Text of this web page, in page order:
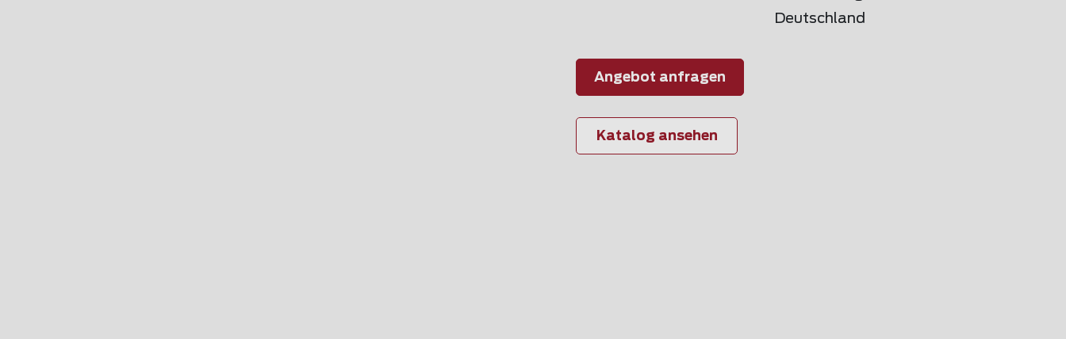
Deutschland
Angebot anfragen
Katalog ansehen